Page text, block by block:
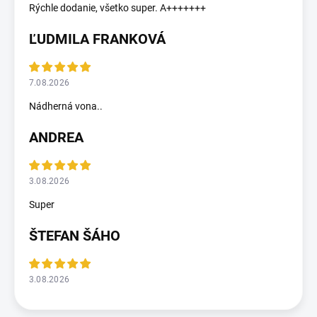
Rýchle dodanie, všetko super. A+++++++
ĽUDMILA FRANKOVÁ
7.08.2026
Nádherná vona..
ANDREA
3.08.2026
Super
ŠTEFAN ŠÁHO
3.08.2026